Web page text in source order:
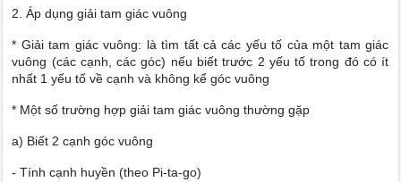
2. Áp dụng giải tam giác vuông
* Giải tam giác vuông: là tìm tất cả các yếu tố của một tam giác
vuông (các cạnh, các góc) nếu biết trước 2 yếu tố trong đó có ít
nhất 1 yếu tố về cạnh và không kể góc vuông
* Một số trường hợp giải tam giác vuông thường gặp
a) Biết 2 cạnh góc vuông
- Tính cạnh huyền (theo Pi-ta-go)